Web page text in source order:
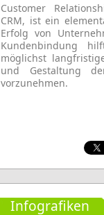
Customer
CRM, ist ein
Erfolg von
Kundenbindung
möglichst
und Gestaltung
vorzunehmen.
Infografiken